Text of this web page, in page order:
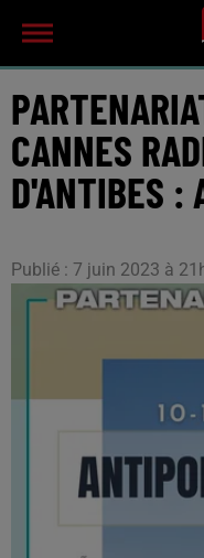
CANNES
D'ANTIBES :
Publié : 7 juin 2023 à